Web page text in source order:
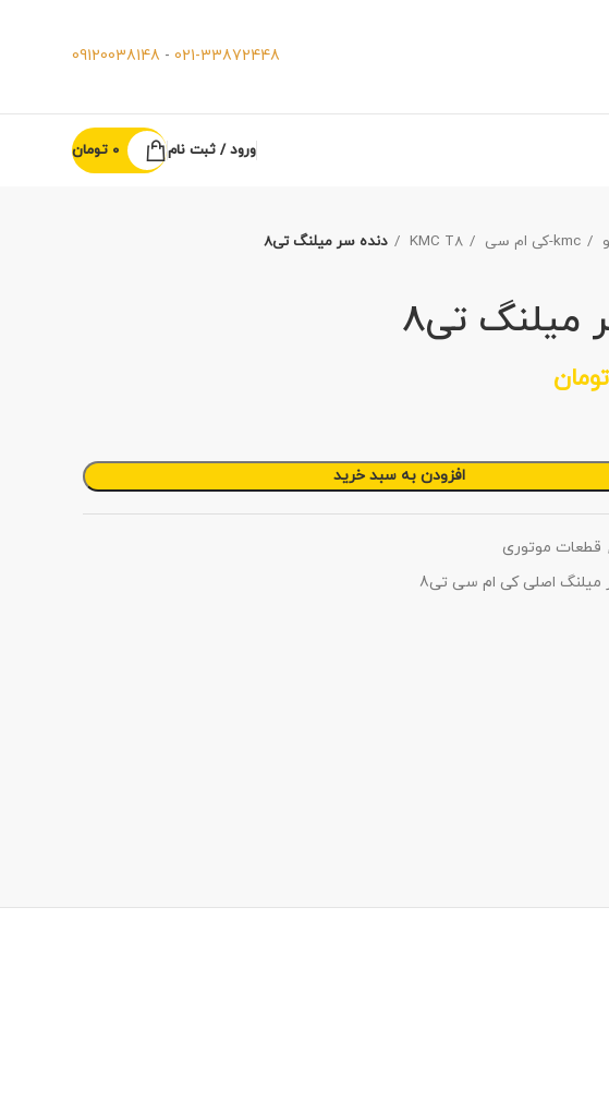
021-33872448
-
09120038148
ورود / ثبت نام 0 تومان
kmc-کی ام سی KMC T8 دنده سر میلنگ تی8
میلنگ تی8
تومان
افزودن به سبد خرید
, قطعات موتوری
میلنگ اصلی کی ام سی تی8